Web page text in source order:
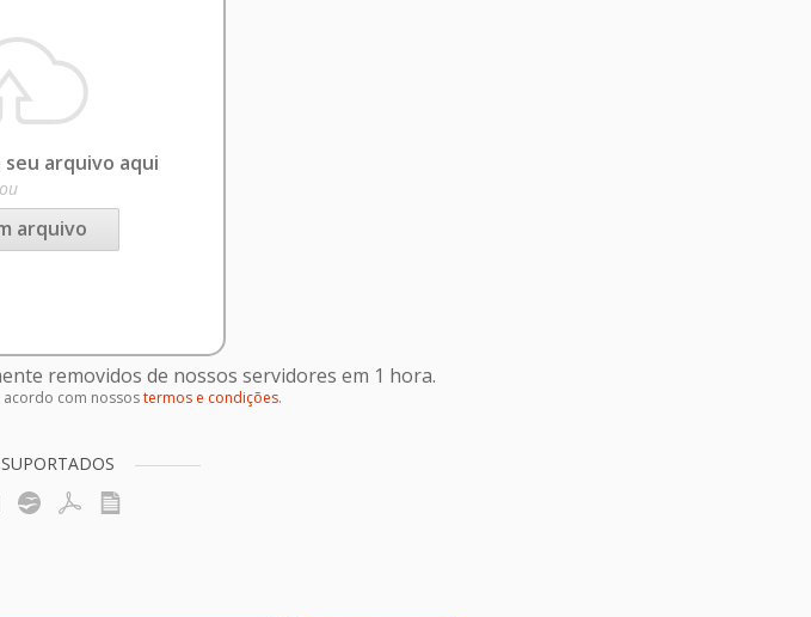
arquivo aqui
ou
arquivo
removidos de nossos servidores em 1 hora.
acordo com nossostermos e condições.